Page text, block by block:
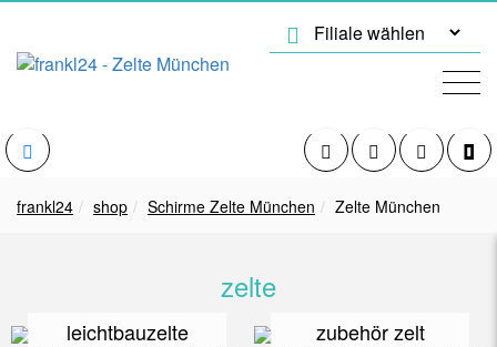
frankl24 shop Schirme Zelte München Zelte München
zelte
leichtbauzelte zubehör zelt